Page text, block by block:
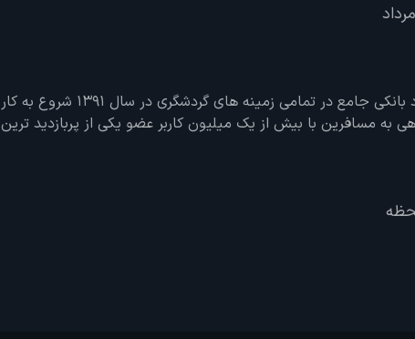
وب سایت لحظه آخر با هدف ایجاد بانکی جامع در تمامی زمینه های گردشگری در سال 1391 شروع به کار
سرویس دهی به مسافرین با بیش از یک میلیون کاربر عضو یکی از پربازدید ترین